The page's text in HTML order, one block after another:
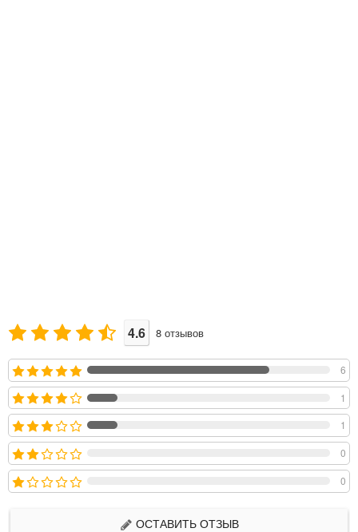
4.6 8 отзывов
6
1
1
0
0
ОСТАВИТЬ ОТЗЫВ